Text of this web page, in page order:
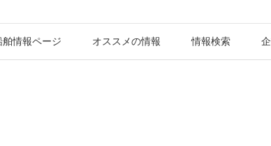
舶情報ページ オススメの情報 情報検索